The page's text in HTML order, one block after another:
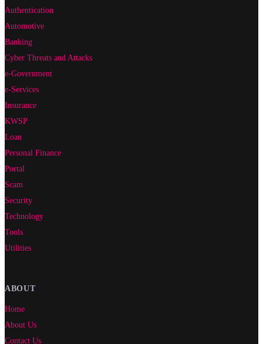
Authentication
Automotive
Banking
Cyber Threats and Attacks
e-Government
e-Services
Insurance
KWSP
Loan
Personal Finance
Portal
Scam
Security
Technology
Tools
Utilities
ABOUT
Home
About Us
Contact Us